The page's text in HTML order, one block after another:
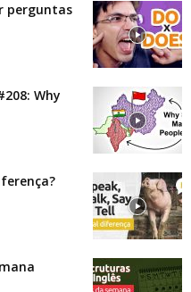
perguntas
Why